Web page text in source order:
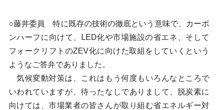
○藤井委員 特に既存の技術の徹底という意味で、カーボ
ンハーフに向けて、LED化や市場施設の省エネ、そして
フォークリフトのZEV化に向けた取組をしていくという
ようなご答弁でありました。
気候変動対策は、これはもう何度もいろんなところで
いわれていますが、待ったなしでありまして、脱炭素に
向けては、市場業者の皆さんが取り組む省エネルギー対